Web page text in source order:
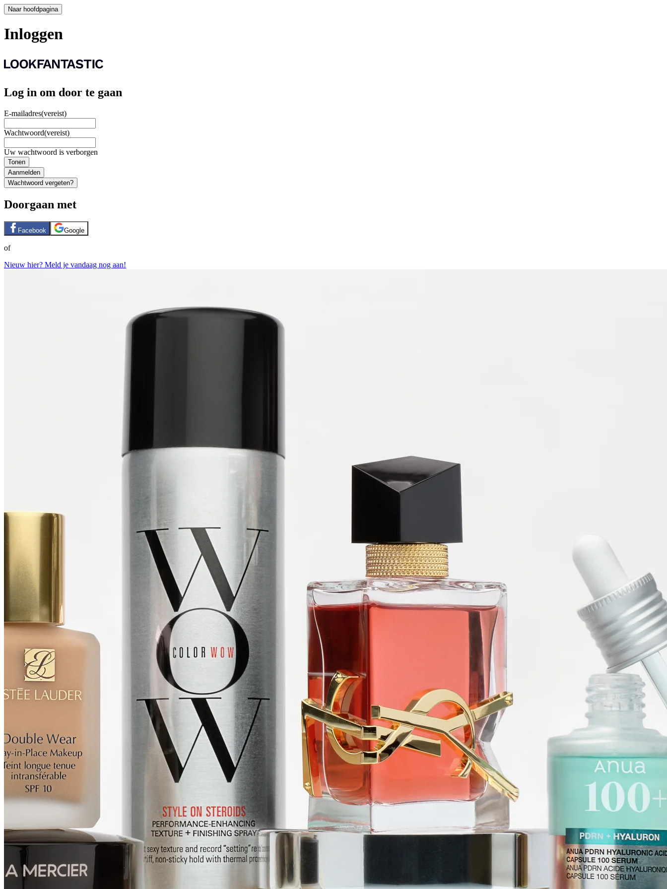
Naar hoofdpagina
Inloggen
Log in om door te gaan
E-mailadres(vereist)
Wachtwoord(vereist)
Uw wachtwoord is verborgen
Tonen
Aanmelden
Wachtwoord vergeten?
Doorgaan met
Facebook Google
of
Nieuw hier? Meld je vandaag nog aan!